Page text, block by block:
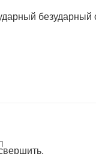
безударный
вершить.